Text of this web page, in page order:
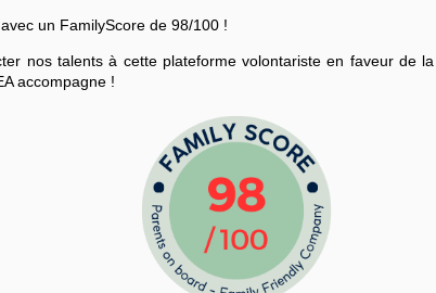
avec un FamilyScore de 98/100 !
nos talents à cette plateforme volontariste en faveur de
accompagne !